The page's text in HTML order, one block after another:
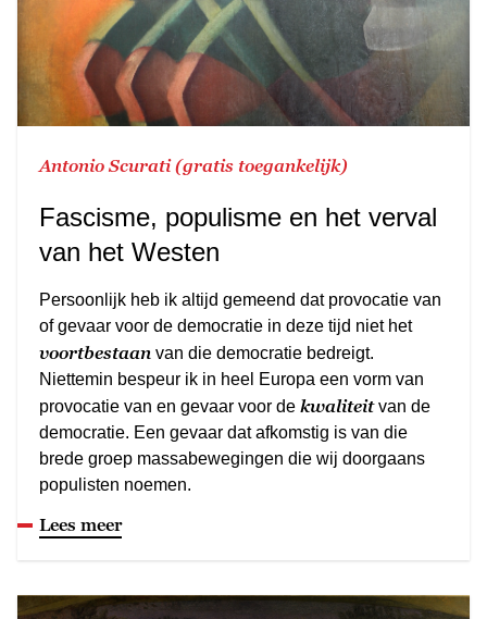
Antonio Scurati (gratis toegankelijk)
Fascisme, populisme en het verval
van het Westen
Persoonlijk heb ik altijd gemeend dat provocatie van
of gevaar voor de democratie in deze tijd niet het
voortbestaan van die democratie bedreigt.
Niettemin bespeur ik in heel Europa een vorm van
provocatie van en gevaar voor de kwaliteitvan de
democratie. Een gevaar dat afkomstig is van die
brede groep massabewegingen die wij doorgaans
populisten noemen.
Lees meer